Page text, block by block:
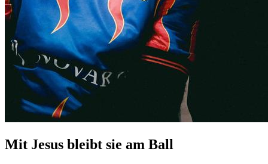
Mit Jesus bleibt sie am Ball